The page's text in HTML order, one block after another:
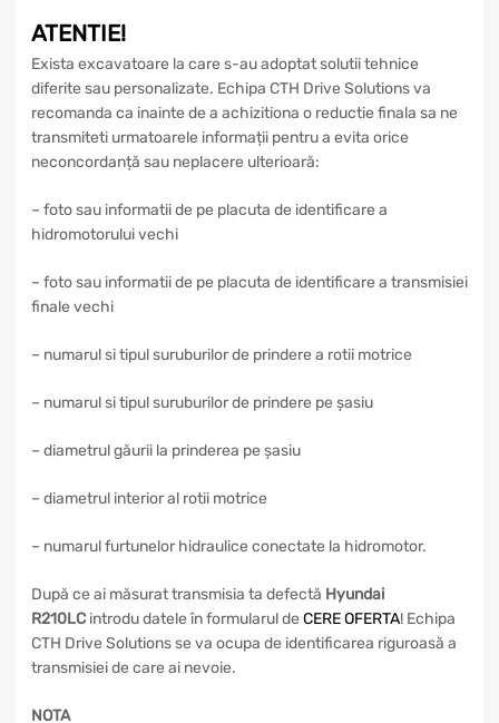
ATENTIE!
Exista excavatoare la care s-au adoptat solutii tehnice
diferite sau personalizate. Echipa CTH Drive Solutions va
recomanda ca inainte de a achizitiona o reductie finala sa ne
transmiteti urmatoarele informații pentru a evita orice
neconcordanță sau neplacere ulterioară:
– foto sau informatii de pe placuta de identificare a
hidromotorului vechi
– foto sau informatii de pe placuta de identificare a transmisiei
finale vechi
– numarul si tipul suruburilor de prindere a rotii motrice
– numarul si tipul suruburilor de prindere pe șasiu
– diametrul găurii la prinderea pe șasiu
– diametrul interior al rotii motrice
– numarul furtunelor hidraulice conectate la hidromotor.
După ce ai măsurat transmisia ta defectă Hyundai
R210LC introdu datele în formularul de CERE OFERTA! Echipa
CTH Drive Solutions se va ocupa de identificarea riguroasă a
transmisiei de care ai nevoie.
NOTA